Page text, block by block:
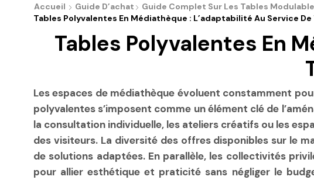
Accueil Guide D’achat Guide Complet Sur Les Tables
Tables Polyvalentes En Médiathèque : L’adaptabilité Au Service De
Tables Polyvalentes En
Les espaces de médiathèque évoluent constamment
polyvalentes s’imposent comme un élément clé de
la consultation individuelle, les ateliers créatifs ou les
des visiteurs. La diversité des offres disponibles sur le
de solutions adaptées. En parallèle, les collectivités
pour allier esthétique et praticité sans négliger le